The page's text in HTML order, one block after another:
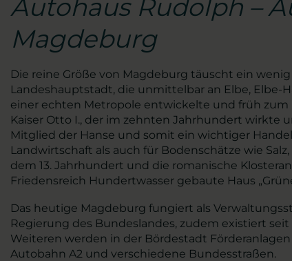
Autohaus Rudolph –
Magdeburg
Die reine Größe von Magdeburg täuscht ein
Landeshauptstadt, die unmittelbar an Elbe, Elbe-
einer echten Metropole entwickelte und früh
Kaiser Otto I., der im zehnten Jahrhundert wirkte
Mitglied der Hanse und somit ein wichtiger
Landwirtschaft als auch für Bodenschätze wie
dem 13. Jahrhundert und die romanische
Friedensreich Hundertwasser gebaute Haus
Das heutige Magdeburg fungiert als
Regierung des Bundeslandes, zudem existiert
Weiteren werden in der Bördestadt
Autobahn A2 und verschiedene Bundesstraßen.